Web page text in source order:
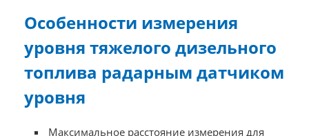
Особенности измерения
уровня тяжелого дизельного
топлива радарным датчиком
уровня
Максимальное расстояние измерения для